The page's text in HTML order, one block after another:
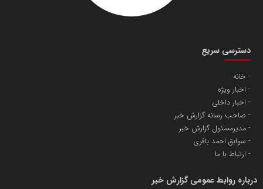
پایگاه اطلاع رسانی اعتلای نهادهای مردمی
آهن و فولاد غدیر ایرانیان
تامین آهن اسفنجی تولیدکنندگان فولاد در کشور
مسعودصادقی
دسترسی سریع
خانه
اخبار ویژه
اخبار داخلی
صاحب رسانه گزارش خبر
مدیرمسئول گزارش خبر
سوابق احمد باقری
ارتباط با ما
درباره روابط عمومی گزارش خبر